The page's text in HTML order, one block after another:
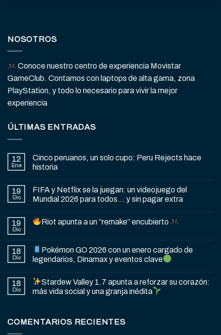
NOSOTROS
Conoce nuestro centro de experiencia Movistar
GameClub. Contamos con laptops de alta gama, zona
PlayStation, y todo lo necesario para vivir la mejor
experiencia
ÚLTIMAS ENTRADAS
12
Ene
Cinco peruanos, un solo cupo: Peru Rejects hace
historia
19
Dic
FIFA y Netflix se la juegan: un videojuego del
Mundial 2026 para todos… y sin pagar extra
19
Dic
Riot apunta a un “remake” encubierto
18
Dic
Pokémon GO 2026 con un enero cargado de
legendarios, Dinamax y eventos clave
18
Dic
Stardew Valley 1.7 apunta a reforzar su corazón:
más vida social y una granja inédita
COMENTARIOS RECIENTES